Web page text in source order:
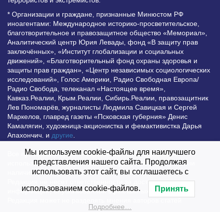
* Организации и граждане, признанные Минюстом РФ
иноагентами: Международное историко-просветительское,
благотворительное и правозащитное общество «Мемориал»,
Аналитический центр Юрия Левады, фонд «В защиту прав
заключённых», «Институт глобализации и социальных
движений», «Благотворительный фонд охраны здоровья и
защиты прав граждан», «Центр независимых социологических
исследований», Голос Америки, Радио Свободная Европа/
Радио Свобода, телеканал «Настоящее время»,
Кавказ.Реалии, Крым.Реалии, Сибирь.Реалии, правозащитник
Лев Пономарёв, журналисты Людмила Савицкая и Сергей
Маркелов, главред газеты «Псковская губерния» Денис
Камалягин, художница-акционистка и фемактивистка Дарья
Апахончич. и другие
Все права защищены и охраняются законом. Любое
использование материалов сайта допустимо при условии
наличия активной гиперссылки на Vesti.UZ.
Редакция не несет ответственности за достоверность
информации, опубликованной в рекламных объявлениях.
Мы используем cookie-файлы для наилучшего
представления нашего сайта. Продолжая
использовать этот сайт, вы соглашаетесь с
использованием cookie-файлов. Принять
Подробнее…